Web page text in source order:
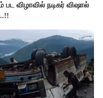
பட விழாவில் நடிகர் விஷால்